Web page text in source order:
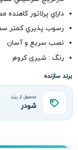
داراي پرلاتور
رسوب پذيري کمتر
​نصب سريع و آسان
رنگ : شیری کروم
برند سازنده
محصول از برند
شودر